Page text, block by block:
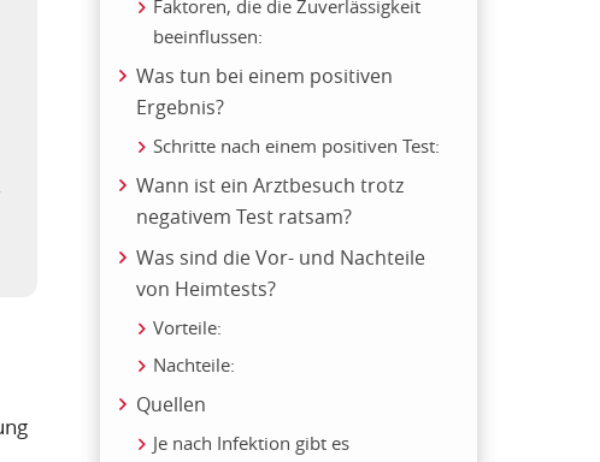
Faktoren, die die Zuverlässigkeit
beeinflussen:
Was tun bei einem positiven
Ergebnis?
Schritte nach einem positiven Test:
Wann ist ein Arztbesuch trotz
negativem Test ratsam?
Was sind die Vor- und Nachteile
von Heimtests?
Vorteile:
Nachteile:
Quellen
Je nach Infektion gibt es